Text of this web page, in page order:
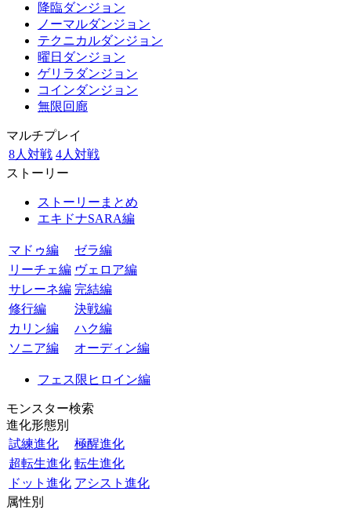
降臨ダンジョン
ノーマルダンジョン
テクニカルダンジョン
曜日ダンジョン
ゲリラダンジョン
コインダンジョン
無限回廊
マルチプレイ
8人対戦 4人対戦
ストーリー
ストーリーまとめ
エキドナSARA編
マドゥ編
ゼラ編
リーチェ編 ヴェロア編
サレーネ編 完結編
修行編
決戦編
カリン編
ハク編
ソニア編
オーディン編
フェス限ヒロイン編
モンスター検索
進化形態別
試練進化
極醒進化
超転生進化 転生進化
ドット進化 アシスト進化
属性別